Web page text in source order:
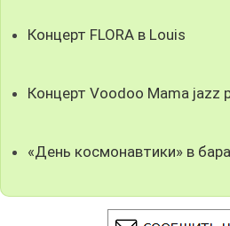
Концерт FLORA в Louis
Концерт Voodoo Mama jazz
«День космонавтики» в